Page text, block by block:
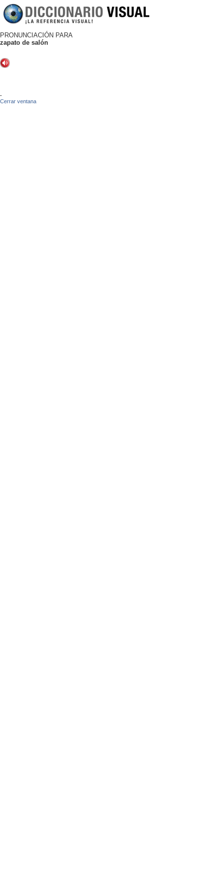
PRONUNCIACIÓN PARA
zapato de salón
-
Cerrar ventana